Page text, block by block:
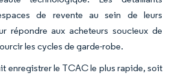
de revente au sein de leurs
répondre aux acheteurs soucieux de
les cycles de garde-robe.
enregistrer le TCAC le plus rapide, soit